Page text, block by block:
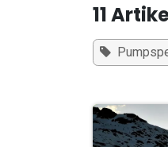
11